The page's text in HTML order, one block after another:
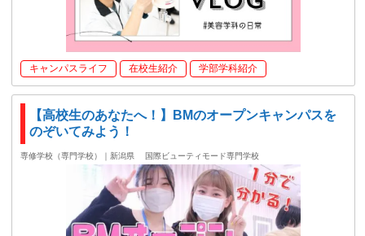
キャンパスライフ 在校生紹介 学部学科紹介
【高校生のあなたへ！】BMのオープンキャンパスを
のぞいてみよう！
専修学校（専門学校）｜新潟県 国際ビューティモード専門学校